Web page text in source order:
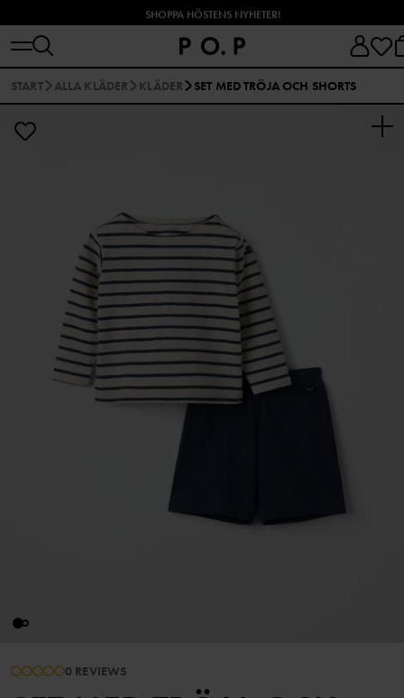
SHOPPA HÖSTENS NYHETER!
START ALLA KLÄDER KLÄDER SET MED TRÖJA OCH SHORTS
0 REVIEWS